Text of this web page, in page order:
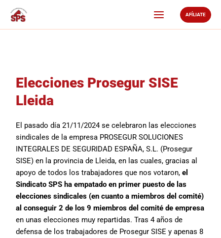
contenido
AFÍLIATE
Elecciones Prosegur SISE
Lleida
El pasado día 21/11/2024 se celebraron las elecciones
sindicales de la empresa PROSEGUR SOLUCIONES
INTEGRALES DE SEGURIDAD ESPAÑA, S.L. (Prosegur
SISE) en la provincia de Lleida, en las cuales, gracias al
apoyo de todos los trabajadores que nos votaron,el
Sindicato SPS ha empatado en primer puesto de las
elecciones sindicales (en cuanto a miembros del comité)
al conseguir 2 de los 9 miembros del comité de empresa
en unas elecciones muy repartidas. Tras 4 años de
defensa de los trabajadores de Prosegur SISE y apenas 8